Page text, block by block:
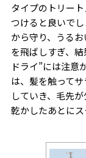
タイプのトリー
つけると良いで
から守り、うる
を飛ばしすぎ、
ドライ”には注意
は、髪を触って
していき、毛先
乾かしたあとに